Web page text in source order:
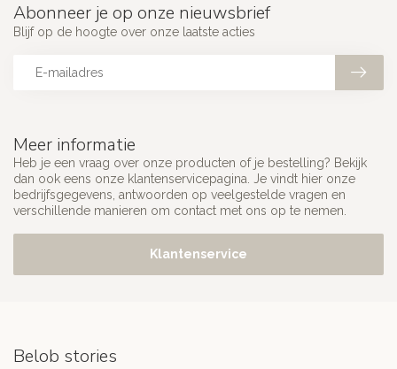
Meer informatie
Heb je een vraag over onze producten of je bestelling? Bekijk
dan ook eens onze klantenservicepagina. Je vindt hier onze
bedrijfsgegevens, antwoorden op veelgestelde vragen en
verschillende manieren om contact met ons op te nemen.
Klantenservice
Abonneer je op onze nieuwsbrief
Blijf op de hoogte over onze laatste acties
Belob stories